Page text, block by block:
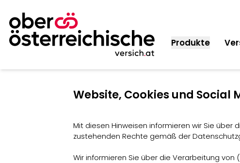
Produkte
Website, Cookies und Social
Mit diesen Hinweisen informieren wir Sie
zustehenden Rechte gemäß der
Wir informieren Sie über die Verarbeitung